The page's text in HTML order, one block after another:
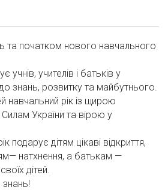
та початком нового навчального
учнів, учителів і батьків у
знань, розвитку та майбутнього.
навчальний рік із щирою
України та вірою у
подарує дітям цікаві відкриття,
натхнення, а батькам —
дітей.